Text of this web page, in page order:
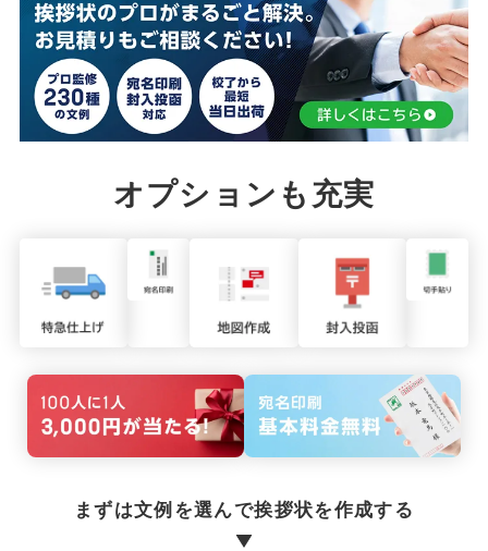
オプションも充実
まずは文例を選んで挨拶状を作成する